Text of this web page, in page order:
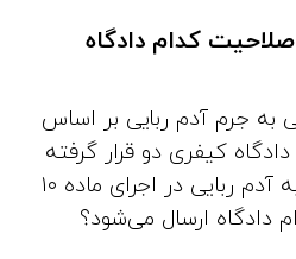
کدام دادگاه
به جرم آدم ربایی بر اساس
کیفری دو قرار گرفته
است پرونده‌های مربوط به آدم ربایی در اجرای ماده ۱۰
دادگاه ارسال می‌شود؟